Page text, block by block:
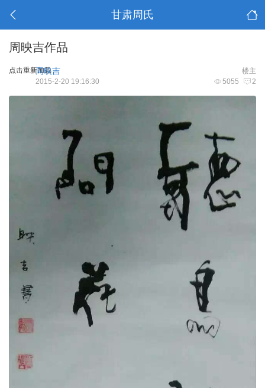
甘肃周氏
周映吉作品
点击重新加载 楼主
周映吉
5055 2
2015-2-20 19:16:30